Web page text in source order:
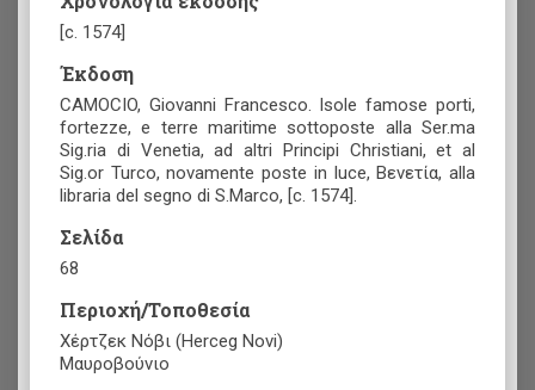
[c. 1574]
Έκδοση
CAMOCIO, Giovanni Francesco. Isole famose porti,
fortezze, e terre maritime sottoposte alla Ser.ma
Sig.ria di Venetia, ad altri Principi Christiani, et al
Sig.or Turco, novamente poste in luce, Βενετία, alla
libraria del segno di S.Marco, [c. 1574].
Σελίδα
68
Περιοχή/Τοποθεσία
Χέρτζεκ Νόβι (Herceg Novi)
Μαυροβούνιο